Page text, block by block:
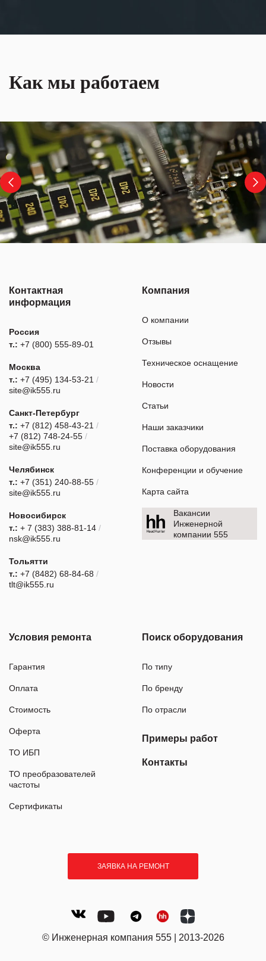
Как мы работаем
Контактная
информация
Россия
т.: +7 (800) 555-89-01
Москва
т.: +7 (495) 134-53-21 /
site@ik555.ru
Санкт-Петербург
т.: +7 (812) 458-43-21 /
+7 (812) 748-24-55 /
site@ik555.ru
Челябинск
т.: +7 (351) 240-88-55 /
site@ik555.ru
Новосибирск
т.: + 7 (383) 388-81-14 /
nsk@ik555.ru
Тольятти
т.: +7 (8482) 68-84-68 /
tlt@ik555.ru
Компания
О компании
Отзывы
Техническое оснащение
Новости
Статьи
Наши заказчики
Поставка оборудования
Конференции и обучение
Карта сайта
Вакансии
Инженерной
компании 555
Условия ремонта
Гарантия
Оплата
Стоимость
Оферта
ТО ИБП
ТО преобразователей
частоты
Сертификаты
Поиск оборудования
По типу
По бренду
По отрасли
Примеры работ
Контакты
ЗАЯВКА НА РЕМОНТ
© Инженерная компания 555 | 2013-2026